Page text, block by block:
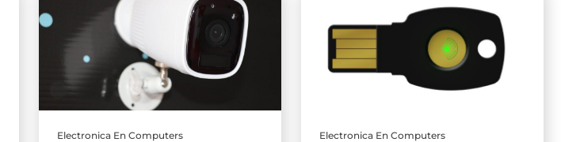
Electronica En Computers Electronica En Computers